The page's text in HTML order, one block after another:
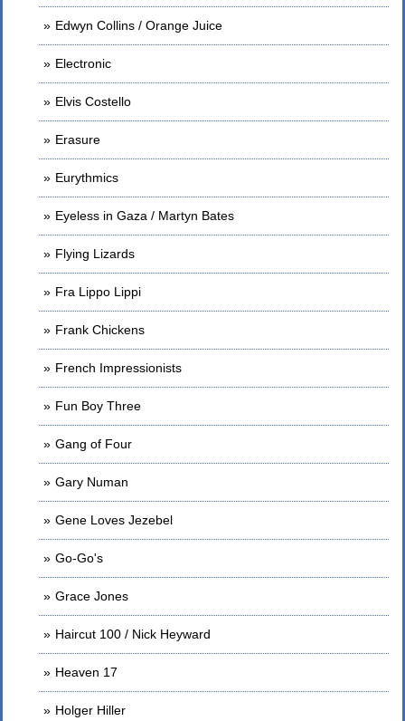
Edwyn Collins / Orange Juice
Electronic
Elvis Costello
Erasure
Eurythmics
Eyeless in Gaza / Martyn Bates
Flying Lizards
Fra Lippo Lippi
Frank Chickens
French Impressionists
Fun Boy Three
Gang of Four
Gary Numan
Gene Loves Jezebel
Go-Go's
Grace Jones
Haircut 100 / Nick Heyward
Heaven 17
Holger Hiller